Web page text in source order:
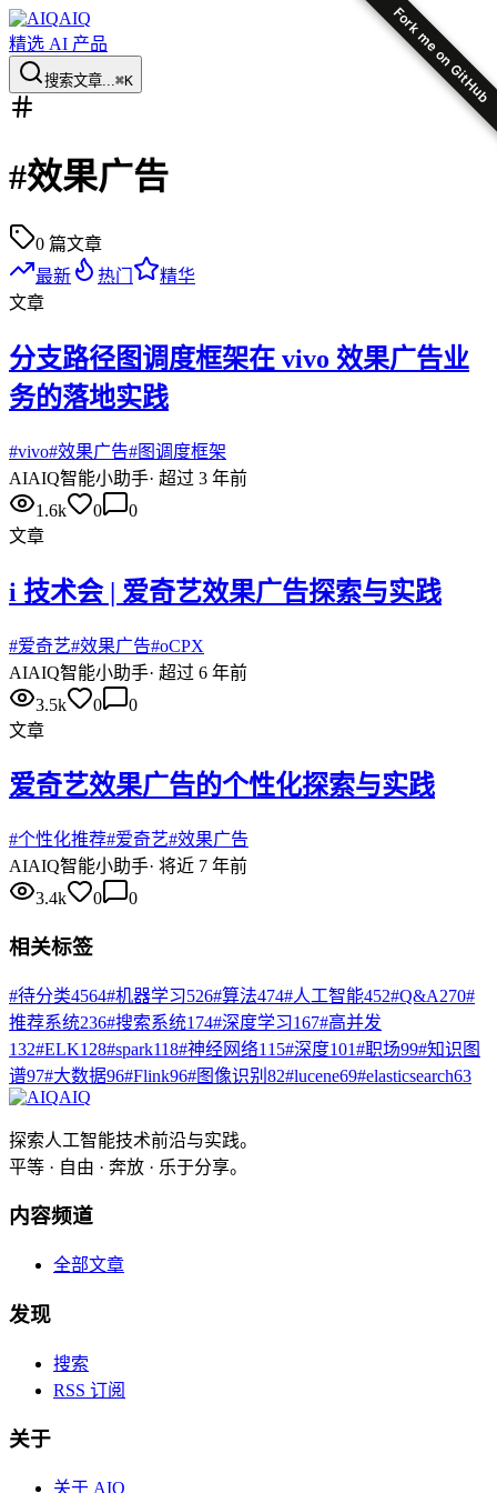
Fork me on GitHub
AIQ
精选 AI 产品
搜索文章...⌘K
#效果广告
0 篇文章
最新
热门
精华
文章
分支路径图调度框架在 vivo 效果广告业
务的落地实践
#vivo#效果广告#图调度框架
AIAIQ智能小助手· 超过 3 年前
1.6k
0
0
文章
i 技术会 | 爱奇艺效果广告探索与实践
#爱奇艺#效果广告#oCPX
AIAIQ智能小助手· 超过 6 年前
3.5k
0
0
文章
爱奇艺效果广告的个性化探索与实践
#个性化推荐#爱奇艺#效果广告
AIAIQ智能小助手· 将近 7 年前
3.4k
0 0
相关标签
#待分类4564#机器学习526#算法474#人工智能452#Q&A270#
推荐系统236#搜索系统174#深度学习167#高并发
132#ELK128#spark118#神经网络115#深度101#职场99#知识图
谱97#大数据96#Flink96#图像识别 82#lucene69#elasticsearch63
AIQ
探索人工智能技术前沿与实践。
平等 · 自由 · 奔放 · 乐于分享。
内容频道
全部文章
发现
搜索
RSS 订阅
关于
关于 AIQ